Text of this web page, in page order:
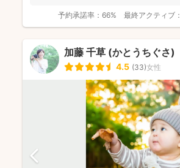
予約承諾率： 66% 最終アクティブ：
加藤 千草 (かとうちぐさ)
4.5 (33)女性